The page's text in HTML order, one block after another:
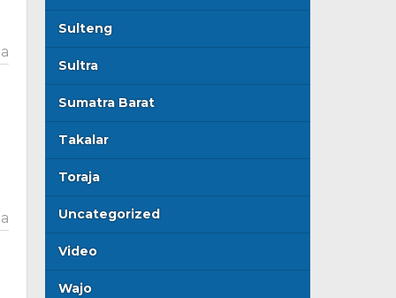
Sulteng
Sultra
Sumatra Barat
Takalar
Toraja
Uncategorized
Video
Wajo